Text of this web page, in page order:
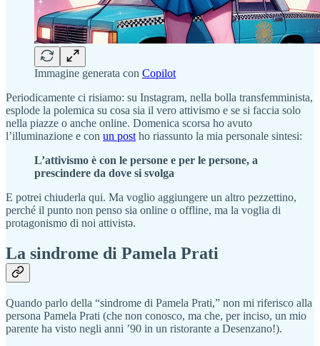
Immagine generata con Copilot
Periodicamente ci risiamo: su Instagram, nella bolla transfemminista,
esplode la polemica su cosa sia il vero attivismo e se si faccia solo
nella piazze o anche online. Domenica scorsa ho avuto
l’illuminazione e con un postho riassunto la mia personale sintesi:
L’attivismo è con le persone e per le persone, a
prescindere da dove si svolga
E potrei chiuderla qui. Ma voglio aggiungere un altro pezzettino,
perché il punto non penso sia online o offline, ma la voglia di
protagonismo di noi attivistə.
La sindrome di Pamela Prati
Quando parlo della “sindrome di Pamela Prati,” non mi riferisco alla
persona Pamela Prati (che non conosco, ma che, per inciso, un mio
parente ha visto negli anni ’90 in un ristorante a Desenzano!).